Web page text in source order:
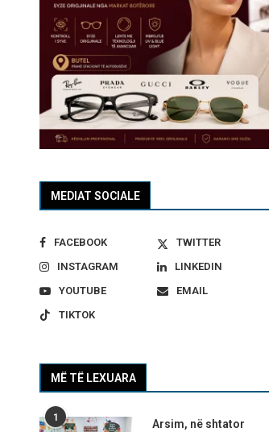
MEDIAT SOCIALE
FACEBOOK
TWITTER
INSTAGRAM
LINKEDIN
YOUTUBE
EMAIL
TIKTOK
MË TË LEXUARA
1
Arsim, në shtator